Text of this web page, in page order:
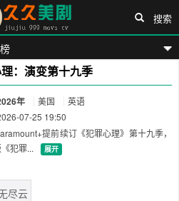
美剧网
搜索
：演变第十九季
年 美国
英语
07-25 19:50
提前续订《犯罪心理》第十九季，
犯罪...
展开
尽云